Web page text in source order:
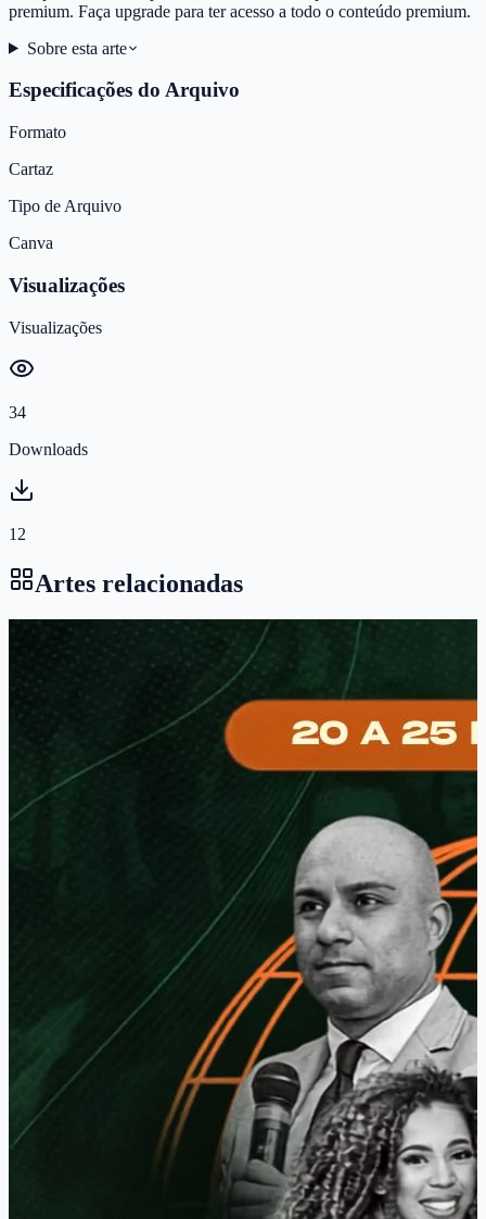
premium. Faça upgrade para ter acesso a todo o conteúdo premium.
Sobre esta arte
Especificações do Arquivo
Formato
Cartaz
Tipo de Arquivo
Canva
Visualizações
Visualizações
34
Downloads
12
Artes relacionadas